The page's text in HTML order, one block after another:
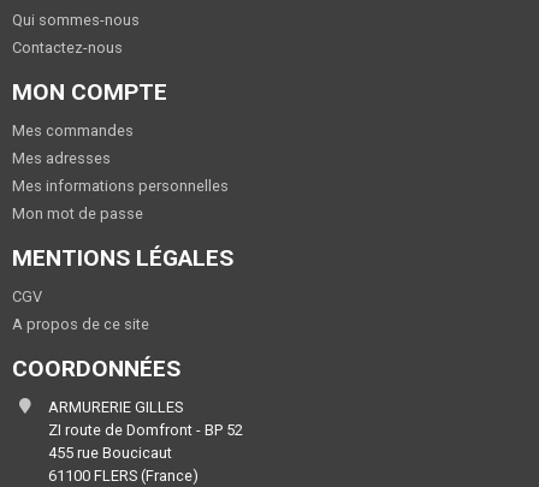
Qui sommes-nous
Contactez-nous
MON COMPTE
Mes commandes
Mes adresses
Mes informations personnelles
Mon mot de passe
MENTIONS LÉGALES
CGV
A propos de ce site
COORDONNÉES
ARMURERIE GILLES
ZI route de Domfront - BP 52
455 rue Boucicaut
61100 FLERS (France)